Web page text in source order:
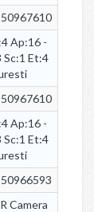
50967610
Ap:16 -
Sc:1 Et:4
50967610
Ap:16 -
Sc:1 Et:4
50966593
Camera